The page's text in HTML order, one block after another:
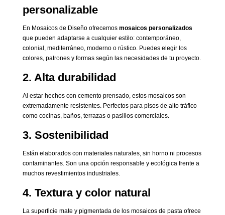
personalizable
En Mosaicos de Diseño ofrecemos mosaicos personalizados
que pueden adaptarse a cualquier estilo: contemporáneo,
colonial, mediterráneo, moderno o rústico. Puedes elegir los
colores, patrones y formas según las necesidades de tu proyecto.
2. Alta durabilidad
Al estar hechos con cemento prensado, estos mosaicos son
extremadamente resistentes. Perfectos para pisos de alto tráfico
como cocinas, baños, terrazas o pasillos comerciales.
3. Sostenibilidad
Están elaborados con materiales naturales, sin horno ni procesos
contaminantes. Son una opción responsable y ecológica frente a
muchos revestimientos industriales.
4. Textura y color natural
La superficie mate y pigmentada de los mosaicos de pasta ofrece